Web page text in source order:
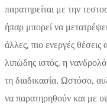
παρατηρείται με την
ήπαρ μπορεί να
άλλες, πιο ενεργές
λιπώδης ιστός, η
τη διαδικασία. Ωστόσο,
να παρατηρηθούν και με